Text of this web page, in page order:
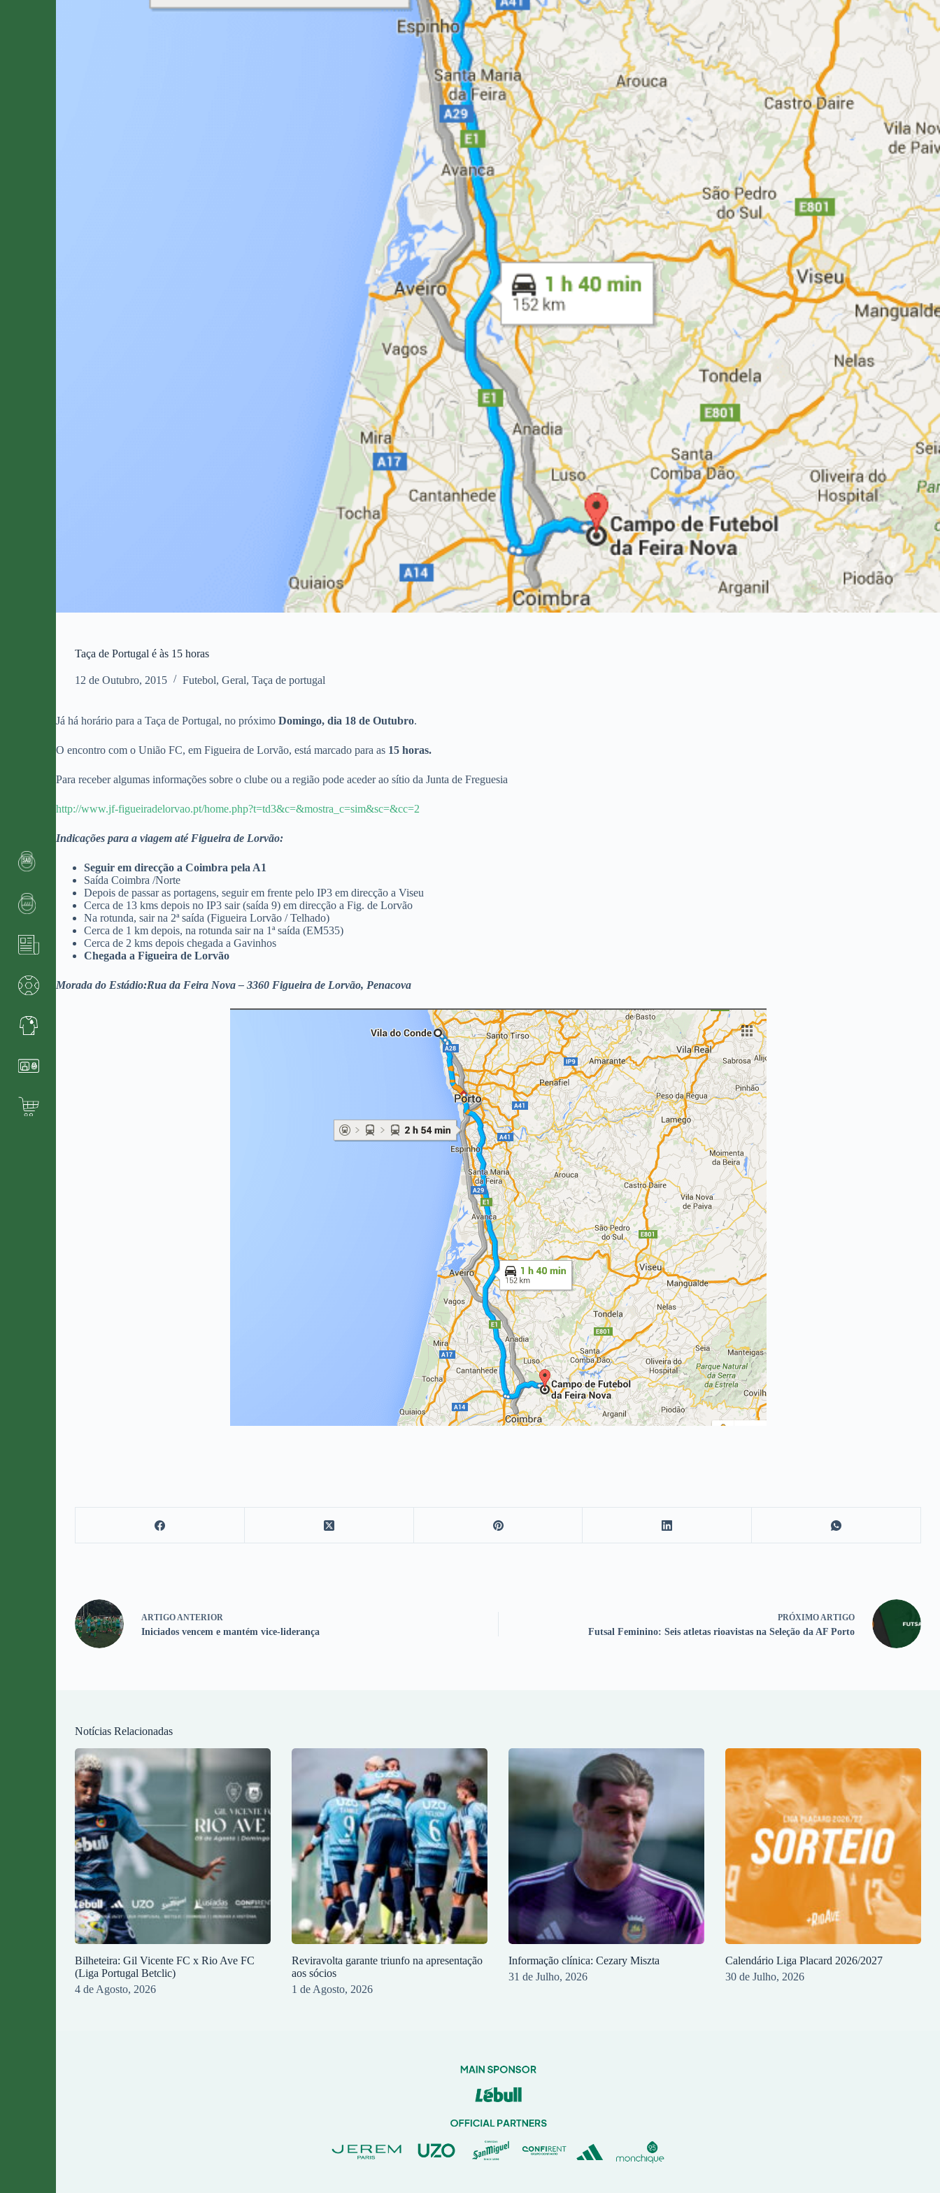
Taça de Portugal é às 15 horas
12 de Outubro, 2015 Futebol,Geral,Taça de portugal
Já há horário para a Taça de Portugal, no próximo Domingo, dia 18 de Outubro.
O encontro com o União FC, em Figueira de Lorvão, está marcado para as 15 horas.
Para receber algumas informações sobre o clube ou a região pode aceder ao sítio da Junta de Freguesia
http://www.jf-figueiradelorvao.pt/home.php?t=td3&c=&mostra_c=sim&sc=&cc=2
Indicações para a viagem até Figueira de Lorvão:
Seguir em direcção a Coimbra pela A1
Saída Coimbra /Norte
Depois de passar as portagens, seguir em frente pelo IP3 em direcção a Viseu
Cerca de 13 kms depois no IP3 sair (saída 9) em direcção a Fig. de Lorvão
Na rotunda, sair na 2ª saída (Figueira Lorvão / Telhado)
Cerca de 1 km depois, na rotunda sair na 1ª saída (EM535)
Cerca de 2 kms depois chegada a Gavinhos
Chegada a Figueira de Lorvão
Morada do Estádio:Rua da Feira Nova – 3360 Figueira de Lorvão, Penacova
ARTIGO ANTERIOR
Iniciados vencem e mantém vice-liderança
PRÓXIMO ARTIGO
Futsal Feminino: Seis atletas rioavistas na Seleção da AF Porto
Notícias Relacionadas
Bilheteira: Gil Vicente FC x Rio Ave FC
(Liga Portugal Betclic)
4 de Agosto, 2026
Reviravolta garante triunfo na apresentação
aos sócios
1 de Agosto, 2026
Informação clínica: Cezary Miszta
31 de Julho, 2026
Calendário Liga Placard 2026/2027
30 de Julho, 2026